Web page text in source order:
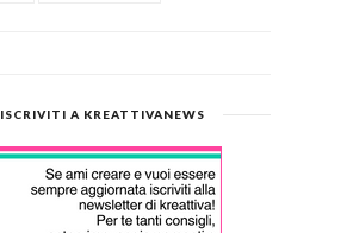
ISCRIVITI A KREATTIVANEWS